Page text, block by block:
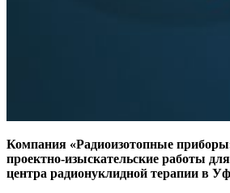
Компания «Радиоизотопные
проектно-изыскательские работы
центра радионуклидной терапии в